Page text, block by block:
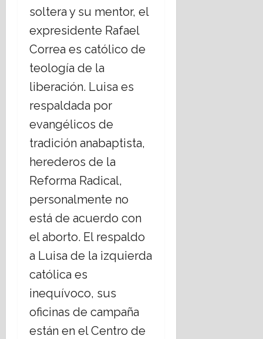
soltera y su mentor, el
expresidente Rafael
Correa es católico de
teología de la
liberación. Luisa es
respaldada por
evangélicos de
tradición anabaptista,
herederos de la
Reforma Radical,
personalmente no
está de acuerdo con
el aborto. El respaldo
a Luisa de la izquierda
católica es
inequívoco, sus
oficinas de campaña
están en el Centro de